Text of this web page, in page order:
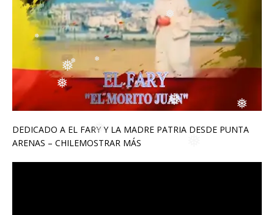
❅
❅ ❅
❅
❅
❅
❅
❅
❅
❅
DEDICADO A EL FARY Y LA MADRE PATRIA DESDE PUNTA
ARENAS – CHILEMOSTRAR MÁS